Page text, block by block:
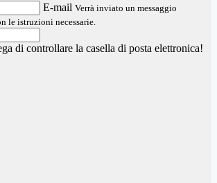
E-mail Verrà inviato un messaggio
le istruzioni necessarie.
di controllare la casella di posta elettronica!